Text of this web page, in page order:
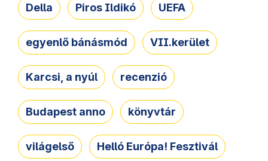
Della Piros Ildikó UEFA
egyenlő bánásmód VII.kerület
Karcsi, a nyúl recenzió
Budapest anno könyvtár
világelső Helló Európa! Fesztivál